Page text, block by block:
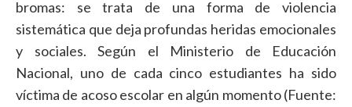
bromas: se trata de una forma de violencia
sistemática que deja profundas heridas emocionales
y sociales. Según el Ministerio de Educación
Nacional, uno de cada cinco estudiantes ha sido
víctima de acoso escolar en algún momento (Fuente: